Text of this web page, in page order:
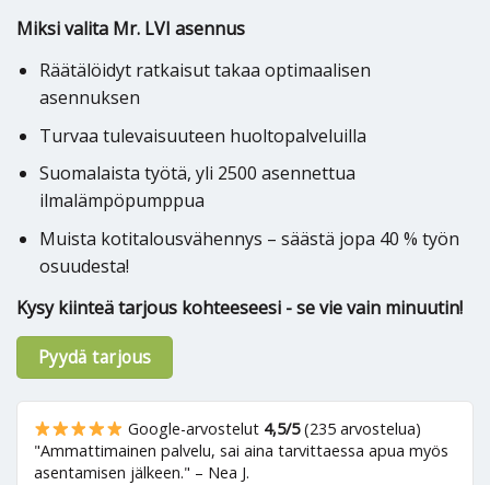
Miksi valita Mr. LVI asennus
Räätälöidyt ratkaisut takaa optimaalisen
asennuksen
Turvaa tulevaisuuteen huoltopalveluilla
Suomalaista työtä, yli 2500 asennettua
ilmalämpöpumppua
Muista kotitalousvähennys – säästä jopa 40 % työn
osuudesta!
Kysy kiinteä tarjous kohteeseesi - se vie vain minuutin!
Google-arvostelut 4,5/5(235 arvostelua)
"Ammattimainen palvelu, sai aina tarvittaessa apua myös
asentamisen jälkeen." – Nea J.
Pyydä tarjous